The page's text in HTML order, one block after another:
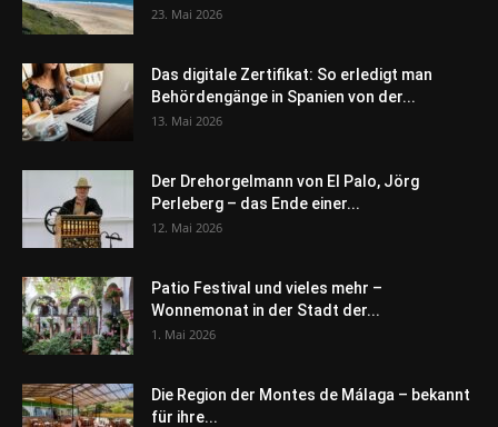
23. Mai 2026
Das digitale Zertifikat: So erledigt man
Behördengänge in Spanien von der...
13. Mai 2026
Der Drehorgelmann von El Palo, Jörg
Perleberg – das Ende einer...
12. Mai 2026
Patio Festival und vieles mehr –
Wonnemonat in der Stadt der...
1. Mai 2026
Die Region der Montes de Málaga – bekannt
für ihre...